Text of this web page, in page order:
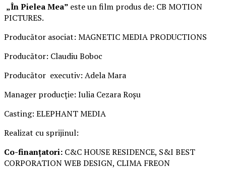
„În Pielea Mea” este un film produs de: CB MOTION
PICTURES.
Producător asociat: MAGNETIC MEDIA PRODUCTIONS
Producător: Claudiu Boboc
Producător executiv: Adela Mara
Manager producție: Iulia Cezara Roșu
Casting: ELEPHANT MEDIA
Realizat cu sprijinul:
Co-finanțatori: C&C HOUSE RESIDENCE, S&I BEST
CORPORATION WEB DESIGN, CLIMA FREON